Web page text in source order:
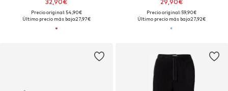
32,90€
Precio original: 54,90€
Último precio más bajo:27,97€
29,90€
Precio original: 59,90€
Último precio más bajo:27,92€